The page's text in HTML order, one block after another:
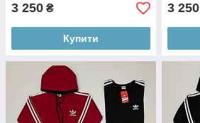
3 250 ₴
Купити
3 250